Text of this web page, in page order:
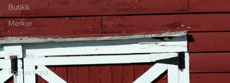
Butikk
Merker
Min side
Om oss
Kontakt oss